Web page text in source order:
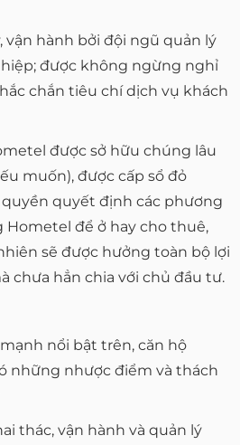
vận hành bởi đội ngũ quản lý
được không ngừng nghỉ
chắn tiêu chí dịch vụ khách
được sở hữu chúng lâu
muốn), được cấp sổ đỏ
quyết định các phương
Hometel để ở hay cho thuê,
sẽ được hưởng toàn bộ lợi
chưa hẳn chia với chủ đầu tư.
nổi bật trên, căn hộ
những nhược điểm và thách
thác, vận hành và quản lý